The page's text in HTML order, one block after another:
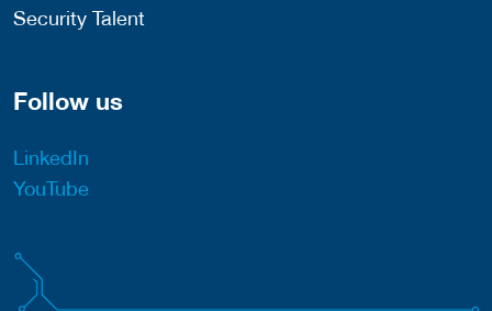
Security Talent
Follow us
LinkedIn
YouTube